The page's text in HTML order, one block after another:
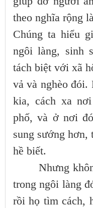
theo nghĩa rộng
Chúng ta hiểu
ngôi làng, sinh
tách biệt với xã
vả và nghèo đói.
kia, cách xa
phố, và ở nơi
sung sướng hơn,
hề biết.
Nhưng không
trong ngôi làng
rồi họ tìm cách,